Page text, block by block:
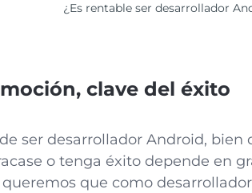
¿Es rentable ser desarrollador
clave del éxito
ser desarrollador Android, bien
o tenga éxito depende en
que como